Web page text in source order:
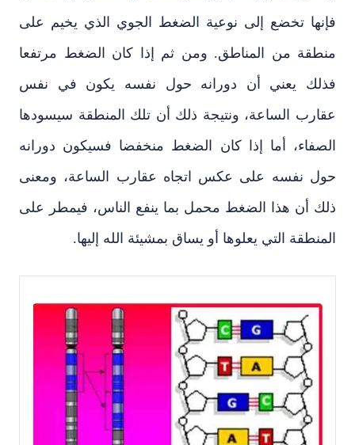
فإنها تخضع إلى نوعية الضغط الجوي الذي يخيم على
منطقة من المناطق. ومن ثم إذا كان الضغط مرتفعا
فذلك يعني أن دورانه حول نفسه يكون في نفس
عقارب الساعة، ونتيجة ذلك أن تلك المنطقة سيسودها
الصفاء، أما إذا كان الضغط منخفضا فسيكون دورانه
حول نفسه على عكس اتجاه عقارب الساعة، ومعنى
ذلك أن هذا الضغط محمل بما ينفع الناس، فيمطر على
المنطقة التي يعلوها أو يساق بمشيئة الله إليها.